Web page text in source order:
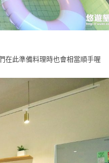
在此準備料理時也會相當順手喔